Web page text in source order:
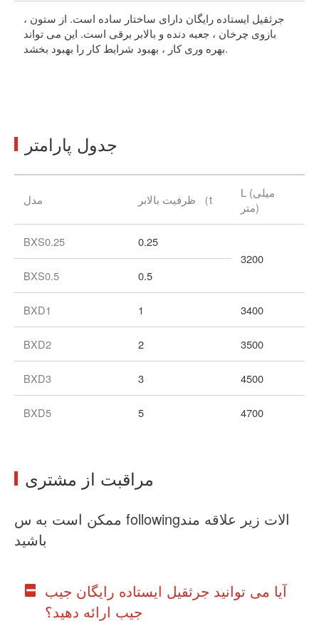
جرثقیل ایستاده رایگان دارای ساختار ساده است. از ستون ،
بازوی چرخان ، جعبه دنده و بالابر برقی است. این می تواند
بهره وری کار ، بهبود شرایط کار را بهبود بخشد.
جدول پارامتر
مدل ظرفیت بالابر （t
L (میلی
متر)
BXS0.25
0.25
3200
BXS0.5
0.5
BXD1 1 3400
BXD2 2 3500
BXD3 3 4500
BXD5 5 4700
مراقبت از مشتری
ممکن است به س followingالات زیر علاقه مند
باشید
آیا می توانید جرثقیل ایستاده رایگان جیب
جیب ارائه دهید؟